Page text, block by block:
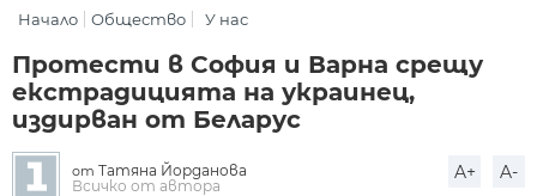
Начало Общество У нас
Протести в София и Варна срещу
екстрадицията на украинец,
издирван от Беларус
от Татяна Йорданова
Всичко от автора
A+ A-